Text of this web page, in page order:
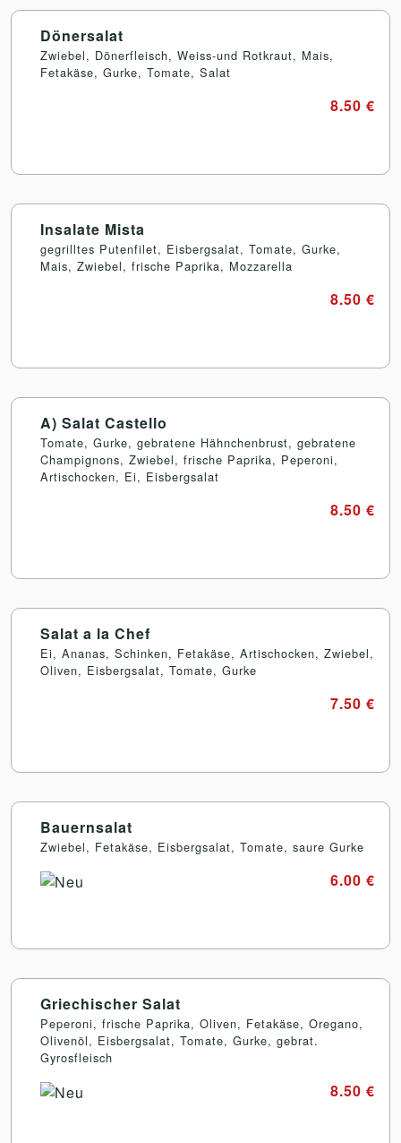
Dönersalat
Zwiebel, Dönerfleisch, Weiss-und Rotkraut, Mais,
Fetakäse, Gurke, Tomate, Salat
8.50 €
Insalate Mista
gegrilltes Putenfilet, Eisbergsalat, Tomate, Gurke,
Mais, Zwiebel, frische Paprika, Mozzarella
8.50 €
A) Salat Castello
Tomate, Gurke, gebratene Hähnchenbrust, gebratene
Champignons, Zwiebel, frische Paprika, Peperoni,
Artischocken, Ei, Eisbergsalat
8.50 €
Salat a la Chef
Ei, Ananas, Schinken, Fetakäse, Artischocken, Zwiebel,
Oliven, Eisbergsalat, Tomate, Gurke
7.50 €
Bauernsalat
Zwiebel, Fetakäse, Eisbergsalat, Tomate, saure Gurke
6.00 €
Griechischer Salat
Peperoni, frische Paprika, Oliven, Fetakäse, Oregano,
Olivenöl, Eisbergsalat, Tomate, Gurke, gebrat.
Gyrosfleisch
8.50 €